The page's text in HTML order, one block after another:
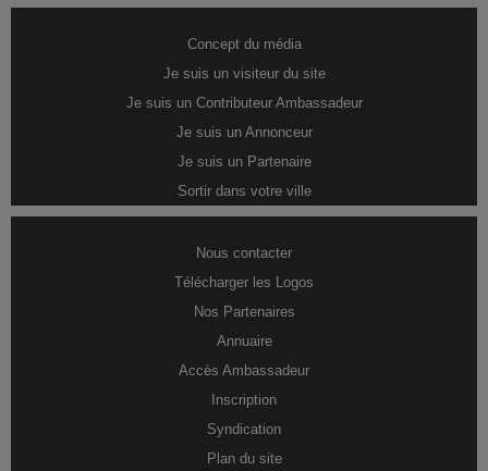
Concept du média
Je suis un visiteur du site
Je suis un Contributeur Ambassadeur
Je suis un Annonceur
Je suis un Partenaire
Sortir dans votre ville
Nous contacter
Télécharger les Logos
Nos Partenaires
Annuaire
Accès Ambassadeur
Inscription
Syndication
Plan du site